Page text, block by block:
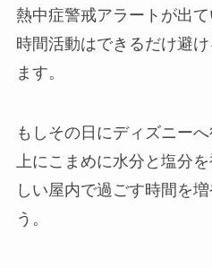
熱中症警戒アラートが出
時間活動はできるだけ避
ます。
もしその日にディズニー
上にこまめに水分と塩分
しい屋内で過ごす時間を
う。